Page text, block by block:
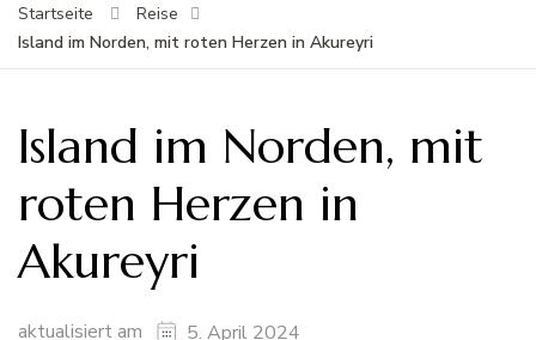
Startseite
Reise
Island im Norden, mit roten Herzen in Akureyri
Island im Norden, mit
roten Herzen in
Akureyri
aktualisiert am 5. April 2024